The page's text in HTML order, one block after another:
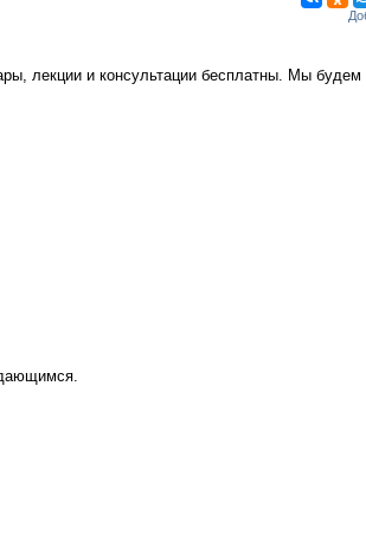
лекции и консультации бесплатны. Мы